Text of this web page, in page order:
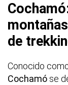
de
Conocido
Cochamó se